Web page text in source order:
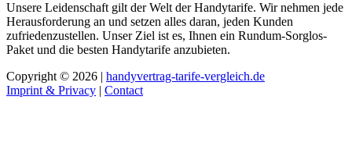
Unsere Leidenschaft gilt der Welt der Handytarife. Wir nehmen jede
Herausforderung an und setzen alles daran, jeden Kunden
zufriedenzustellen. Unser Ziel ist es, Ihnen ein Rundum-Sorglos-
Paket und die besten Handytarife anzubieten.
Copyright © 2026 | handyvertrag-tarife-vergleich.de
Imprint & Privacy | Contact